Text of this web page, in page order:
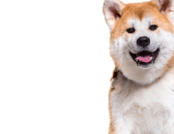
Эти собаки не всегда подходят для
новичков в собаководстве, так как
требуют опытного владельца,
который сможет правильно
направить их энергию
и темперамент. Акита-ину может
быть упрямой и независимой,
поэтому важно с раннего возраста
заниматься воспитанием
и дрессировкой. В то же время,
при правильном подходе, акита-
ину станет верным другом